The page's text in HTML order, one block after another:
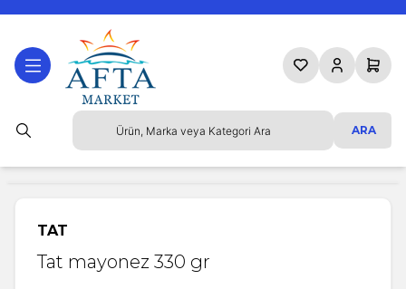
ARA
Favorilerim
HesabımSepetim
TAT
Tat mayonez 330 gr